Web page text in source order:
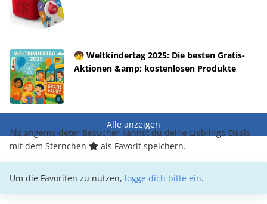
🧒 Weltkindertag 2025: Die besten Gratis-
Aktionen &amp; kostenlosen Produkte
Alle anzeigen
Als angemeldeter Besucher kannst du deine Lieblings-Deals
mit dem Sternchen
als Favorit speichern.
Um die Favoriten zu nutzen, logge dich bitte ein.